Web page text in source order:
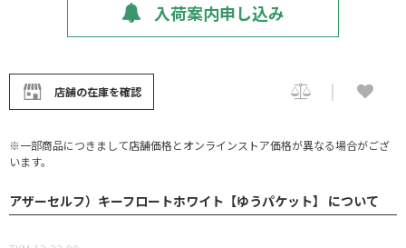
入荷案内申し込み
店舗の在庫を確認
※一部商品につきまして店舗価格とオンラインストア価格が異なる場合がござ
います。
アザーセルフ）キーフロートホワイト【ゆうパケット】 について